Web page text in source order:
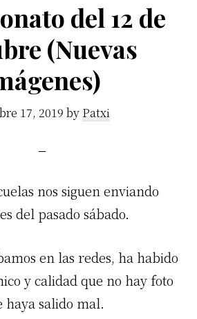
del 12 de
(Nuevas
17, 2019 by Patxi
nos siguen enviando
del pasado sábado.
en las redes, ha habido
y calidad que no hay foto
haya salido mal.